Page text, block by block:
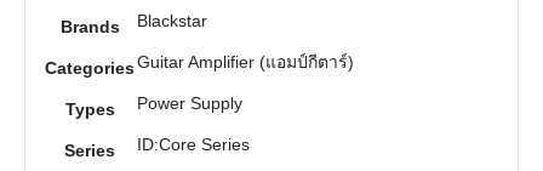
Brands Blackstar
CategoriesGuitar Amplifier (แอมป์กีตาร์)
Types Power Supply
Series ID:Core Series